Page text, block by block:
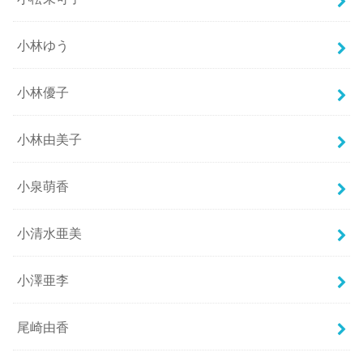
小林ゆう
小林優子
小林由美子
小泉萌香
小清水亜美
小澤亜李
尾崎由香